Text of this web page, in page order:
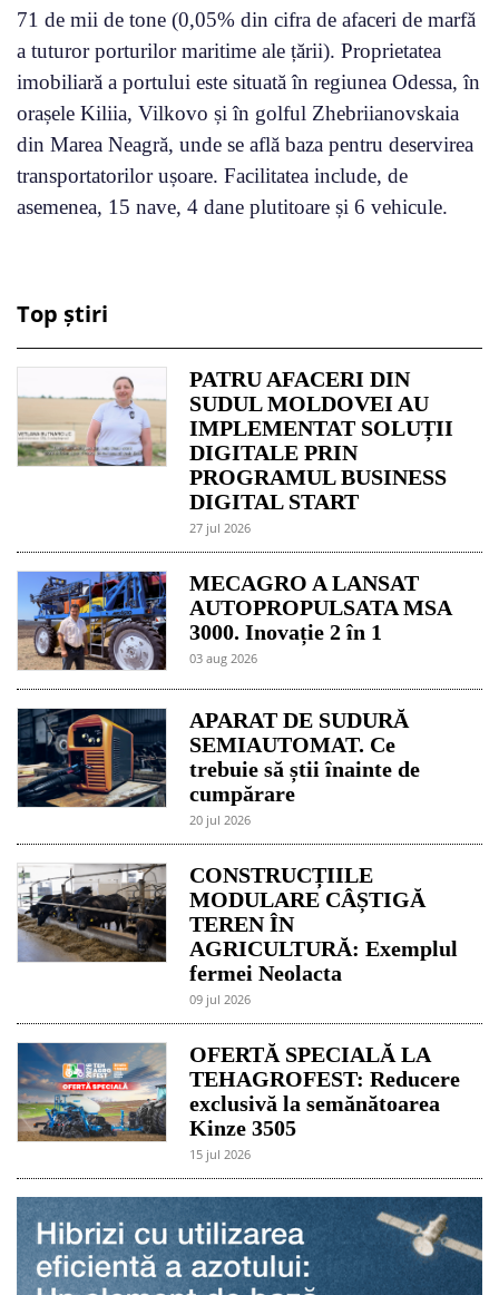
71 de mii de tone (0,05% din cifra de afaceri de marfă
a tuturor porturilor maritime ale țării). Proprietatea
imobiliară a portului este situată în regiunea Odessa, în
orașele Kiliia, Vilkovo și în golful Zhebriianovskaia
din Marea Neagră, unde se află baza pentru deservirea
transportatorilor ușoare. Facilitatea include, de
asemenea, 15 nave, 4 dane plutitoare și 6 vehicule.
Top știri
PATRU AFACERI DIN
SUDUL MOLDOVEI AU
IMPLEMENTAT SOLUȚII
DIGITALE PRIN
PROGRAMUL BUSINESS
DIGITAL START
27 jul 2026
MECAGRO A LANSAT
AUTOPROPULSATA MSA
3000. Inovație 2 în 1
03 aug 2026
APARAT DE SUDURĂ
SEMIAUTOMAT. Ce
trebuie să știi înainte de
cumpărare
20 jul 2026
CONSTRUCȚIILE
MODULARE CÂȘTIGĂ
TEREN ÎN
AGRICULTURĂ: Exemplul
fermei Neolacta
09 jul 2026
OFERTĂ SPECIALĂ LA
TEHAGROFEST: Reducere
exclusivă la semănătoarea
Kinze 3505
15 jul 2026